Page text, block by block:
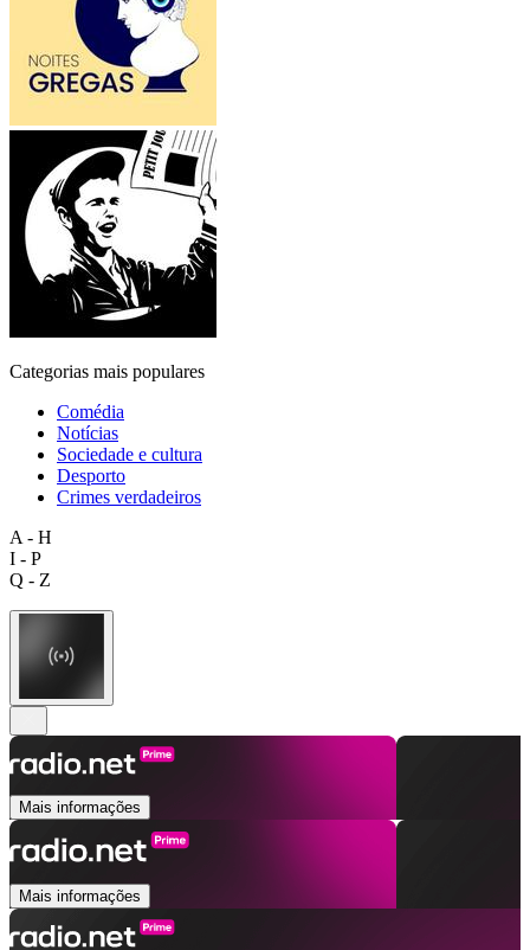
Categorias mais populares
Comédia
Notícias
Sociedade e cultura
Desporto
Crimes verdadeiros
A - H
I - P
Q - Z
Mais informações
Mais informações